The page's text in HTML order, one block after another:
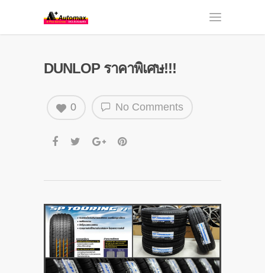
DUNLOP ราคาพิเศษ!!!
No Comments
0